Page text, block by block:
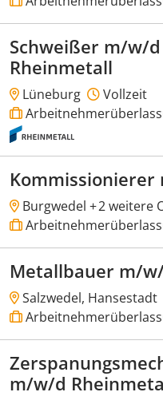
Schweißer m/w/d
Rheinmetall
Lüneburg
Vollzeit
Kommissionierer
Burgwedel +2 weitere
Metallbauer m/
Salzwedel, Hansestadt
m/w/d